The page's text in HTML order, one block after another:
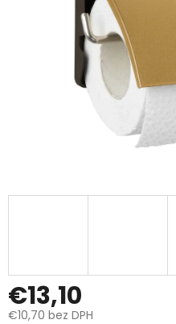
€13,10
€10,70 bez DPH